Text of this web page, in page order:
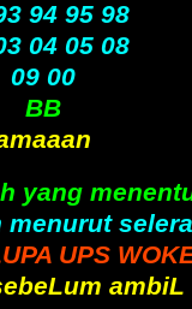
94 95 98
04 05 08
09 00
BB
yang
UPS